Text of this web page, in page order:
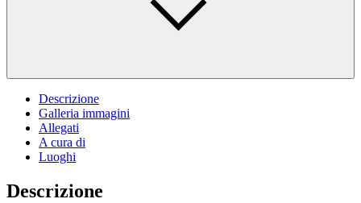
Descrizione
Galleria immagini
Allegati
A cura di
Luoghi
Descrizione